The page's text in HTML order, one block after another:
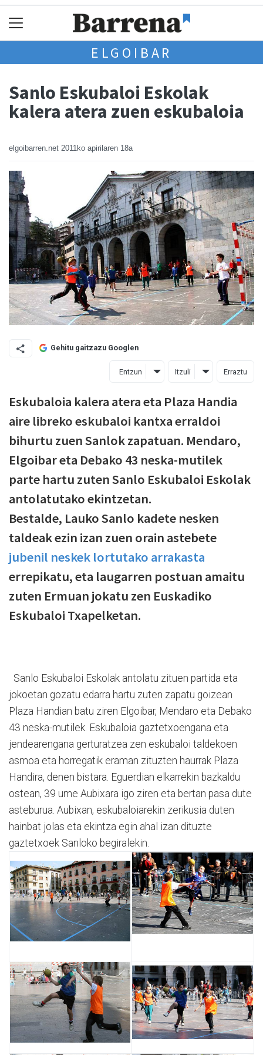
ELGOIBAR
Sanlo Eskubaloi Eskolak
kalera atera zuen eskubaloia
elgoibarren.net 2011ko apirilaren 18a
Gehitu gaitzazu Googlen
Entzun Itzuli Erraztu
Eskubaloia kalera atera eta Plaza Handia
aire libreko eskubaloi kantxa erraldoi
bihurtu zuen Sanlok zapatuan. Mendaro,
Elgoibar eta Debako 43 neska-mutilek
parte hartu zuten Sanlo Eskubaloi Eskolak
antolatutako ekintzetan.
Bestalde, Lauko Sanlo kadete nesken
taldeak ezin izan zuen orain astebete
jubenil neskek lortutako arrakasta
errepikatu, eta laugarren postuan amaitu
zuten Ermuan jokatu zen Euskadiko
Eskubaloi Txapelketan.
Sanlo Eskubaloi Eskolak antolatu zituen partida eta
jokoetan gozatu edarra hartu zuten zapatu goizean
Plaza Handian batu ziren Elgoibar, Mendaro eta Debako
43 neska-mutilek. Eskubaloia gaztetxoengana eta
jendearengana gerturatzea zen eskubaloi taldekoen
asmoa eta horregatik eraman zituzten haurrak Plaza
Handira, denen bistara. Eguerdian elkarrekin bazkaldu
ostean, 39 ume Aubixara igo ziren eta bertan pasa dute
asteburua. Aubixan, eskubaloiarekin zerikusia duten
hainbat jolas eta ekintza egin ahal izan dituzte
gaztetxoek Sanloko begiralekin.